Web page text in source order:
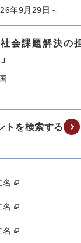
年9月29日～
会課題解決の
トを検索する
名
名
名